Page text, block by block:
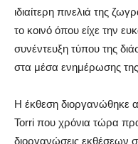
ιδιαίτερη πινελιά της
το κοινό όπου είχε την
συνέντευξη τύπου της
στα μέσα ενημέρωσης της
Η έκθεση διοργανώθηκε
Torri που χρόνια τώρα
διοργανώσεις εκθέσεων